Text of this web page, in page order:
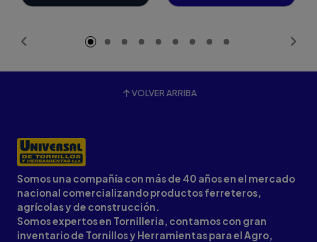
VOLVER ARRIBA
Somos una compañía con más de 40 años en el mercado
nacional comercializando productos ferreteros,
agrícolas y de construcción.
Somos expertos en Tornilleria, contamos con gran
inventario de Tornillos y Herramientas para el Agro,